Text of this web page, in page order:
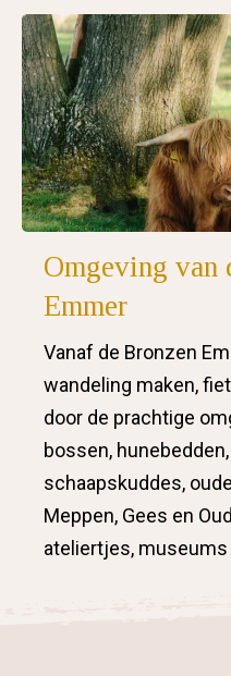
Omgeving van
Emmer
Vanaf de Bronzen
wandeling maken,
door de prachtige
bossen,
schaapskuddes,
Meppen, Gees en
ateliertjes,